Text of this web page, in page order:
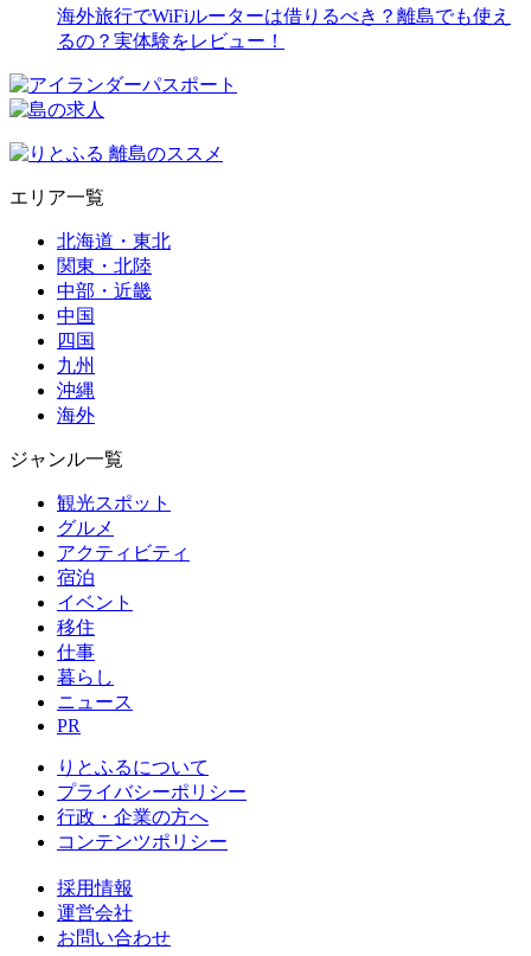
海外旅行でWiFiルーターは借りるべき？離島でも使え
るの？実体験をレビュー！
エリア一覧
北海道・東北
関東・北陸
中部・近畿
中国
四国
九州
沖縄
海外
ジャンル一覧
観光スポット
グルメ
アクティビティ
宿泊
イベント
移住
仕事
暮らし
ニュース
PR
りとふるについて
プライバシーポリシー
行政・企業の方へ
コンテンツポリシー
採用情報
運営会社
お問い合わせ